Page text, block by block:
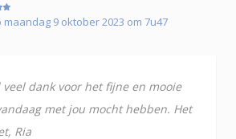
maandag 9 oktober 2023 om 7u47
veel dank voor het fijne en mooie
met jou mocht hebben. Het
Ria